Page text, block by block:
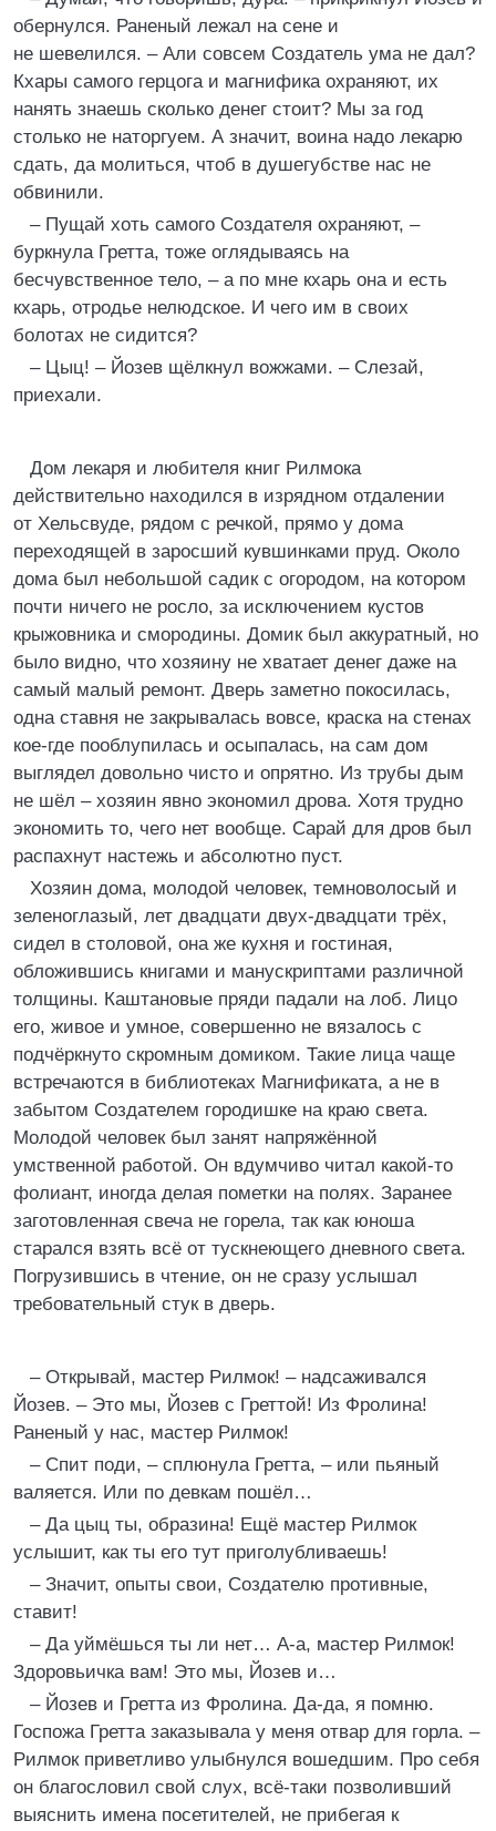
обернулся. Раненый лежал на сене и
не шевелился. – Али совсем Создатель ума не дал?
Кхары самого герцога и магнифика охраняют, их
нанять знаешь сколько денег стоит? Мы за год
столько не наторгуем. А значит, воина надо лекарю
сдать, да молиться, чтоб в душегубстве нас не
обвинили.
– Пущай хоть самого Создателя охраняют, –
буркнула Гретта, тоже оглядываясь на
бесчувственное тело, – а по мне кхарь она и есть
кхарь, отродье нелюдское. И чего им в своих
болотах не сидится?
– Цыц! – Йозев щёлкнул вожжами. – Слезай,
приехали.
Дом лекаря и любителя книг Рилмока
действительно находился в изрядном отдалении
от Хельсвуде, рядом с речкой, прямо у дома
переходящей в заросший кувшинками пруд. Около
дома был небольшой садик с огородом, на котором
почти ничего не росло, за исключением кустов
крыжовника и смородины. Домик был аккуратный, но
было видно, что хозяину не хватает денег даже на
самый малый ремонт. Дверь заметно покосилась,
одна ставня не закрывалась вовсе, краска на стенах
кое-где пооблупилась и осыпалась, на сам дом
выглядел довольно чисто и опрятно. Из трубы дым
не шёл – хозяин явно экономил дрова. Хотя трудно
экономить то, чего нет вообще. Сарай для дров был
распахнут настежь и абсолютно пуст.
Хозяин дома, молодой человек, темноволосый и
зеленоглазый, лет двадцати двух-двадцати трёх,
сидел в столовой, она же кухня и гостиная,
обложившись книгами и манускриптами различной
толщины. Каштановые пряди падали на лоб. Лицо
его, живое и умное, совершенно не вязалось с
подчёркнуто скромным домиком. Такие лица чаще
встречаются в библиотеках Магнификата, а не в
забытом Создателем городишке на краю света.
Молодой человек был занят напряжённой
умственной работой. Он вдумчиво читал какой-то
фолиант, иногда делая пометки на полях. Заранее
заготовленная свеча не горела, так как юноша
старался взять всё от тускнеющего дневного света.
Погрузившись в чтение, он не сразу услышал
требовательный стук в дверь.
– Открывай, мастер Рилмок! – надсаживался
Йозев. – Это мы, Йозев с Греттой! Из Фролина!
Раненый у нас, мастер Рилмок!
– Спит поди, – сплюнула Гретта, – или пьяный
валяется. Или по девкам пошёл…
– Да цыц ты, образина! Ещё мастер Рилмок
услышит, как ты его тут приголубливаешь!
– Значит, опыты свои, Создателю противные,
ставит!
– Да уймёшься ты ли нет… А-а, мастер Рилмок!
Здоровьичка вам! Это мы, Йозев и…
– Йозев и Гретта из Фролина. Да-да, я помню.
Госпожа Гретта заказывала у меня отвар для горла. –
Рилмок приветливо улыбнулся вошедшим. Про себя
он благословил свой слух, всё-таки позволивший
выяснить имена посетителей, не прибегая к